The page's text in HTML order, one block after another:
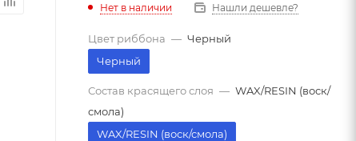
Нет в наличии Нашли дешевле?
Цвет риббона — Черный
Черный
Состав красящего слоя — WAX/RESIN (воск/
смола)
WAX/RESIN (воск/смола)